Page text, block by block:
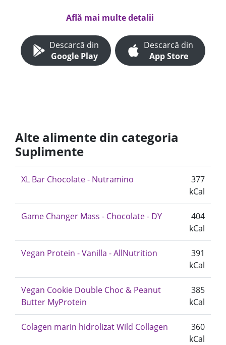
Află mai multe detalii
Descarcă din
Google Play
Descarcă din
App Store
Alte alimente din categoria
Suplimente
XL Bar Chocolate - Nutramino
377
kCal
Game Changer Mass - Chocolate - DY
404
kCal
Vegan Protein - Vanilla - AllNutrition
391
kCal
Vegan Cookie Double Choc & Peanut
Butter MyProtein
385
kCal
Colagen marin hidrolizat Wild Collagen
360
kCal